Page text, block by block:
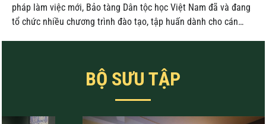
pháp làm việc mới, Bảo tàng Dân tộc học Việt Nam đã và đang
tổ chức nhiều chương trình đào tạo, tập huấn dành cho cán…
BỘ SƯU TẬP